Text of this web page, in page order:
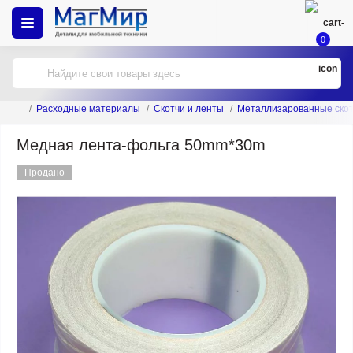
0
Расходные материалы Скотчи и ленты Металлизарованные
Медная лента-фольга 50mm*30m
Продано